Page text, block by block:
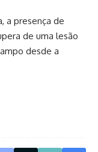
a presença de
de uma lesão
desde a